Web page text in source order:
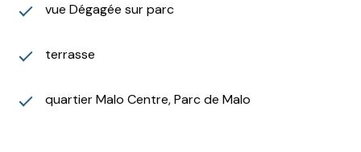
vue Dégagée sur parc
terrasse
quartier Malo Centre, Parc de Malo